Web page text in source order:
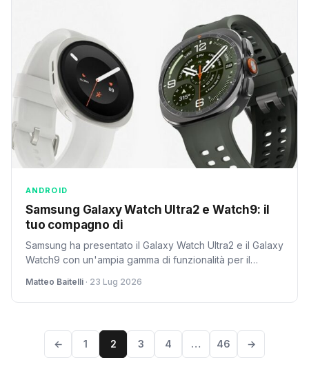
ANDROID
Samsung Galaxy Watch Ultra2 e Watch9: il
tuo compagno di
Samsung ha presentato il Galaxy Watch Ultra2 e il Galaxy
Watch9 con un'ampia gamma di funzionalità per il
l'upgrade che ci aspettavamo?
Matteo Baitelli · 23 Lug 2026
← 1 2 3 4 … 46 →